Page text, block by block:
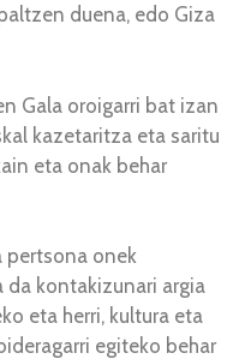
duena, edo Giza
Gala oroigarri bat izan
kazetaritza eta saritu
eta onak behar
pertsona onek
kontakizunari argia
eta herri, kultura eta
egiteko behar